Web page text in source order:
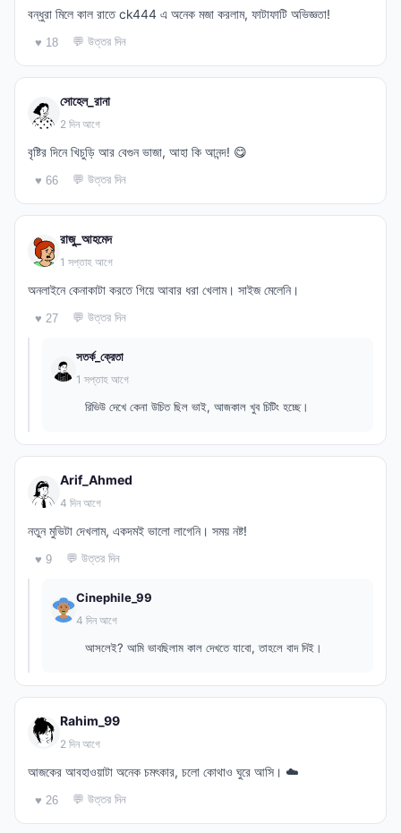
বন্ধুরা মিলে কাল রাতে ck444 এ অনেক মজা করলাম, ফাটাফাটি অভিজ্ঞতা!
♥ 18 💬 উত্তর দিন
সোহেল_রানা
2 দিন আগে
বৃষ্টির দিনে খিচুড়ি আর বেগুন ভাজা, আহা কি আনন্দ! 😋
♥ 66 💬 উত্তর দিন
রাজু_আহমেদ
1 সপ্তাহ আগে
অনলাইনে কেনাকাটা করতে গিয়ে আবার ধরা খেলাম। সাইজ মেলেনি।
♥ 27 💬 উত্তর দিন
সতর্ক_ক্রেতা
1 সপ্তাহ আগে
রিভিউ দেখে কেনা উচিত ছিল ভাই, আজকাল খুব চিটিং হচ্ছে।
Arif_Ahmed
4 দিন আগে
নতুন মুভিটা দেখলাম, একদমই ভালো লাগেনি। সময় নষ্ট!
♥ 9 💬 উত্তর দিন
Cinephile_99
4 দিন আগে
আসলেই? আমি ভাবছিলাম কাল দেখতে যাবো, তাহলে বাদ দিই।
Rahim_99
2 দিন আগে
আজকের আবহাওয়াটা অনেক চমৎকার, চলো কোথাও ঘুরে আসি। ☁️
♥ 26 💬 উত্তর দিন